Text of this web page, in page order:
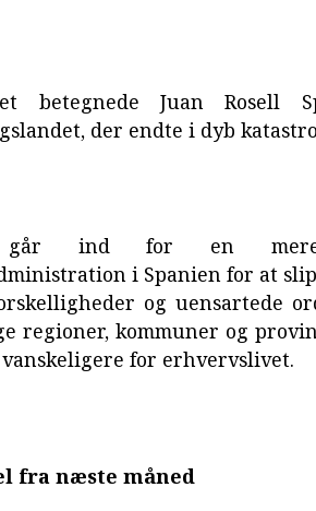
betegnede Juan Rosell
der endte i dyb
går ind for en mere
i Spanien for at
og uensartede
regioner, kommuner og
for erhvervslivet.
fra næste måned